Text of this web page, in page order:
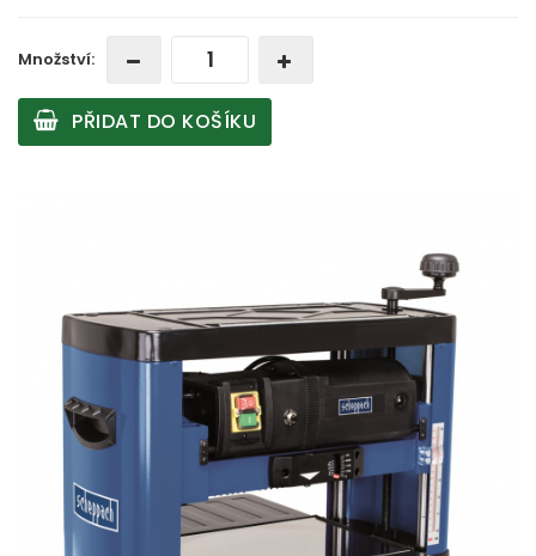
Množství:
PŘIDAT DO KOŠÍKU